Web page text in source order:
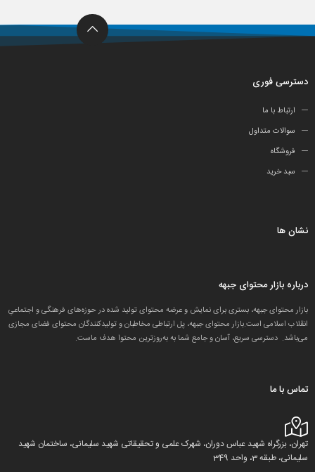
دسترسی فوری
ارتباط با ما
سوالات متداول
فروشگاه
سبد خرید
نشان ها
درباره بازار محتوای جبهه
بازار محتوای جبهه، بستری برای نمایش و عرضه محتوای تولید شده در حوزه‌های فرهنگی و اجتماعیِ
انقلاب اسلامی است.بازار محتوای جبهه، پل ارتباطی مخاطبان و تولید‌کنندگان محتوای فضای مجازی
می‌باشد. دسترسی سریع، آسان و جامع شما به به‌روزترین محتوا هدف ماست.
تماس با ما
تهران، بزرگراه شهید عباس دوران، شهرک علمی و تحقیقاتی شهید سلیمانی، ساختمان شهید
سلیمانی، طبقه 3، واحد 349